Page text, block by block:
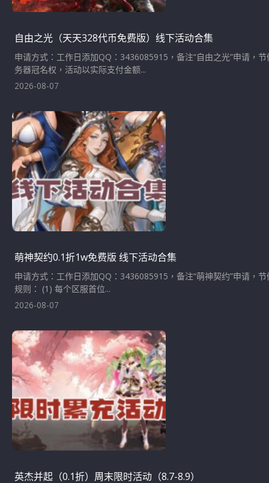
自由之光（天天328代币免费版）线下活动合集
申请方式：工作日添加QQ：3436085915，备注“自由之光”申请，
务器冠名权，活动以实际支付金额...
2026-08-07
萌神契约0.1折1w免费版 线下活动合集
申请方式：工作日添加QQ：3436085915，备注“萌神契约”申请，
规则： (1) 每个区服首位...
2026-08-07
英杰并起（0.1折）周末限时活动（8.7-8.9）